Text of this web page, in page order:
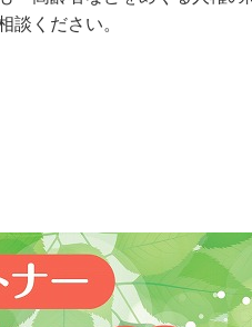
談ください。